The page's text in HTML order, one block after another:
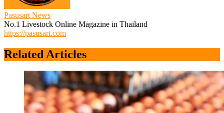
Pasusart News
No.1 Livestock Online Magazine in Thailand
https://pasusart.com
Related Articles